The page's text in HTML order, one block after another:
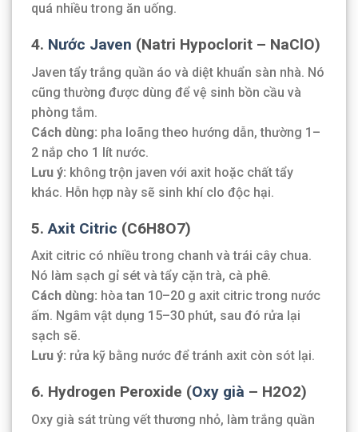
quá nhiều trong ăn uống.
4. Nước Javen (Natri Hypoclorit – NaClO)
Javen tẩy trắng quần áo và diệt khuẩn sàn nhà. Nó
cũng thường được dùng để vệ sinh bồn cầu và
phòng tắm.
Cách dùng: pha loãng theo hướng dẫn, thường 1–
2 nắp cho 1 lít nước.
Lưu ý: không trộn javen với axit hoặc chất tẩy
khác. Hỗn hợp này sẽ sinh khí clo độc hại.
5. Axit Citric (C6H8O7)
Axit citric có nhiều trong chanh và trái cây chua.
Nó làm sạch gỉ sét và tẩy cặn trà, cà phê.
Cách dùng: hòa tan 10–20 g axit citric trong nước
ấm. Ngâm vật dụng 15–30 phút, sau đó rửa lại
sạch sẽ.
Lưu ý: rửa kỹ bằng nước để tránh axit còn sót lại.
6. Hydrogen Peroxide (Oxy già – H2O2)
Oxy già sát trùng vết thương nhỏ, làm trắng quần